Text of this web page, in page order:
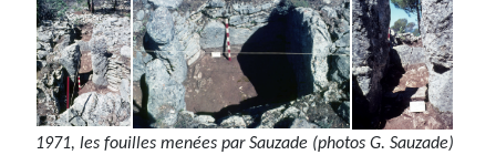
1971, les fouilles menées par Sauzade (photos G. Sauzade)